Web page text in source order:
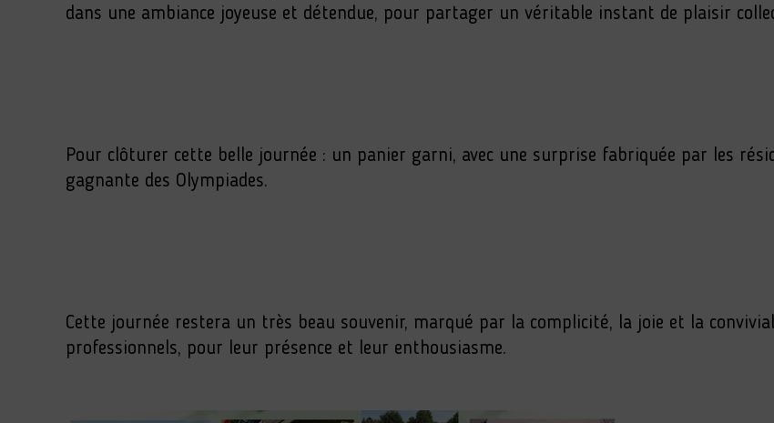
dans une ambiance joyeuse et détendue, pour partager un véritable instant de plaisir
Pour clôturer cette belle journée : un panier garni, avec une surprise fabriquée par les
gagnante des Olympiades.
Cette journée restera un très beau souvenir, marqué par la complicité, la joie et la
professionnels, pour leur présence et leur enthousiasme.